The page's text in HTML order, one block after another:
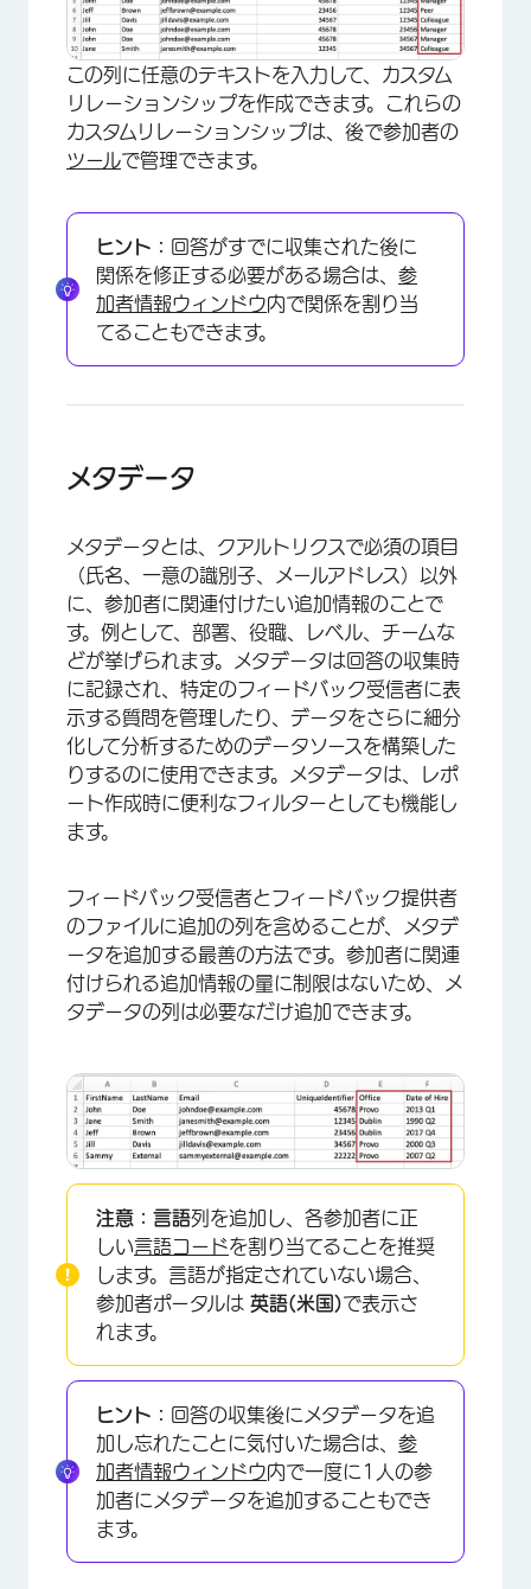
×
この列に任意のテキストを入力して、カスタム
リレーションシップを作成できます。これらの
カスタムリレーションシップは、後で参加者の
ツールで管理できます。
ヒント： 回答がすでに収集された後に
関係を修正する必要がある場合は、 参
加者情報ウィンドウ内で関係を割り当
てることもできます。
メタデータ
メタデータとは、クアルトリクスで必須の項目
（氏名、一意の識別子、メールアドレス）以外
に、参加者に関連付けたい追加情報のことで
す。例として、部署、役職、レベル、チームな
どが挙げられます。メタデータは回答の収集時
に記録され、特定のフィードバック受信者に表
示する質問を管理したり、データをさらに細分
化して分析するためのデータソースを構築した
りするのに使用できます。メタデータは、レポ
ート作成時に便利なフィルターとしても機能し
ます。
フィードバック受信者とフィードバック提供者
のファイルに追加の列を含めることが、メタデ
ータを追加する最善の方法です。参加者に関連
付けられる追加情報の量に制限はないため、メ
タデータの列は必要なだけ追加できます。
注意： 言語列を追加し、各参加者に正
しい言語コードを割り当てることを推奨
します。言語が指定されていない場合、
参加者ポータルは 英語(米国)で表示さ
れます。
ヒント： 回答の収集後にメタデータを追
加し忘れたことに気付いた場合は、 参
加者情報ウィンドウ内で一度に1人の参
加者にメタデータを追加することもでき
ます。